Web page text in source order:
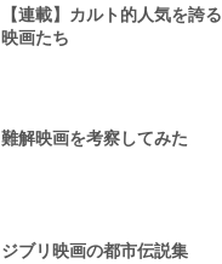
【連載】カルト的人気を誇る
映画たち
難解映画を考察してみた
ジブリ映画の都市伝説集